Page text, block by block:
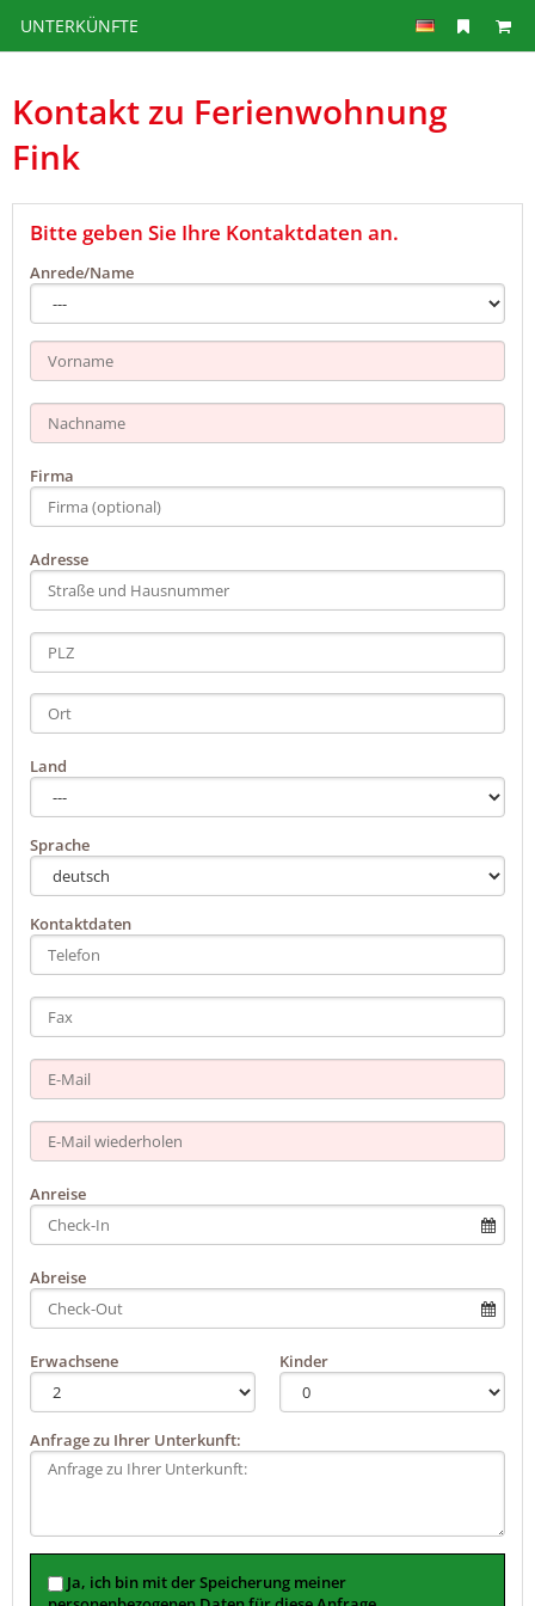
UNTERKÜNFTE
Kontakt zu Ferienwohnung
Fink
Bitte geben Sie Ihre Kontaktdaten an.
Anrede/Name
Firma
Adresse
Land
Sprache
Kontaktdaten
Anreise
Abreise
Erwachsene Kinder
Anfrage zu Ihrer Unterkunft:
Ja, ich bin mit der Speicherung meiner